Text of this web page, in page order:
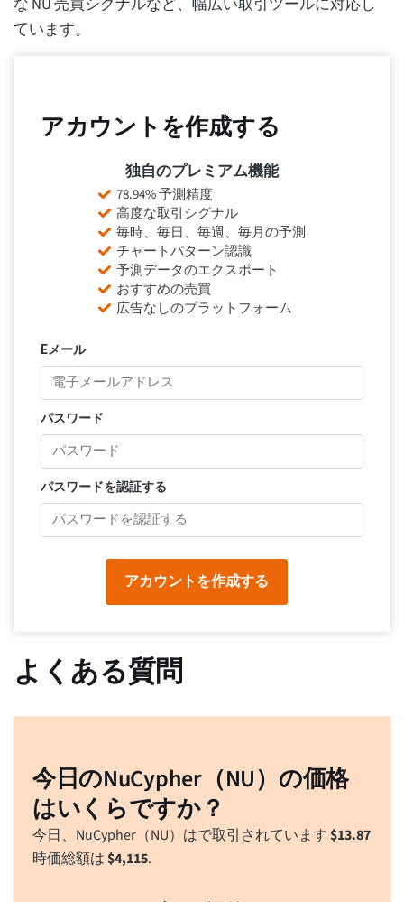
な NU 売買シグナルなど、幅広い取引ツールに対応し
ています。
アカウントを作成する
Eメール
パスワード
パスワードを認証する
アカウントを作成する
独自のプレミアム機能
78.94% 予測精度
高度な取引シグナル
毎時、毎日、毎週、毎月の予測
チャートパターン認識
予測データのエクスポート
おすすめの売買
広告なしのプラットフォーム
よくある質問
今日のNuCypher（NU）の価格
はいくらですか？
今日、NuCypher（NU）はで取引されています$13.87
時価総額は$4,115.